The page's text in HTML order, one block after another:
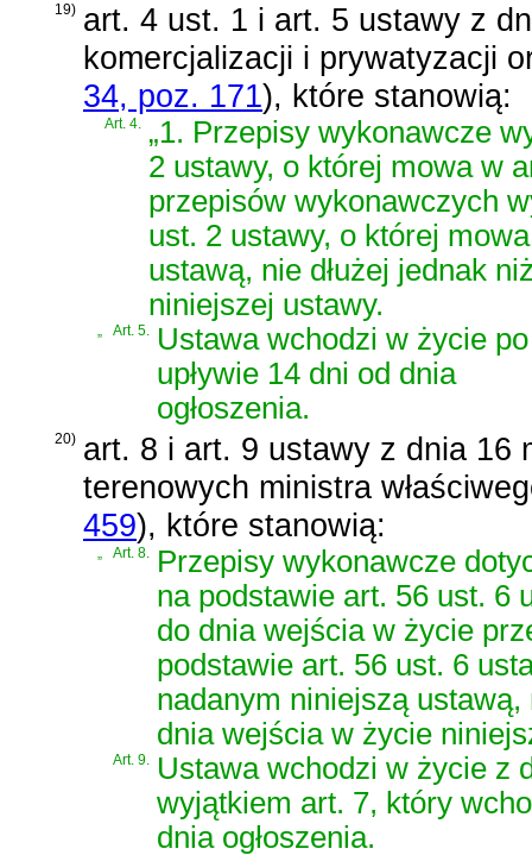
19) art. 4 ust. 1 i art. 5 ustawy z
komercjalizacji i prywatyzacji
34, poz. 171), które stanowią:
Art. 4. „1. Przepisy wykonawcze
2 ustawy, o której mowa w
przepisów wykonawczych
ust. 2 ustawy, o której
ustawą, nie dłużej jednak
niniejszej ustawy.
„ Art. 5. Ustawa wchodzi w życie po
upływie 14 dni od dnia
ogłoszenia.
20) art. 8 i art. 9 ustawy z dnia 16
terenowych ministra
459), które stanowią:
Art. 8.
Przepisy wykonawcze
na podstawie art. 56 ust. 6
do dnia wejścia w życie
podstawie art. 56 ust. 6
nadanym niniejszą
dnia wejścia w życie
Art. 9.
Ustawa wchodzi w życie z
wyjątkiem art. 7, który
dnia ogłoszenia.